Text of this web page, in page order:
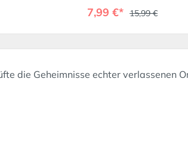
7,99 €* 15,99 €